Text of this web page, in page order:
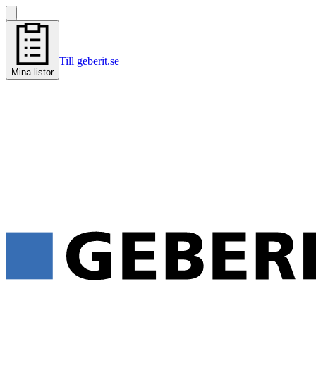
Mina listor
Till geberit.se